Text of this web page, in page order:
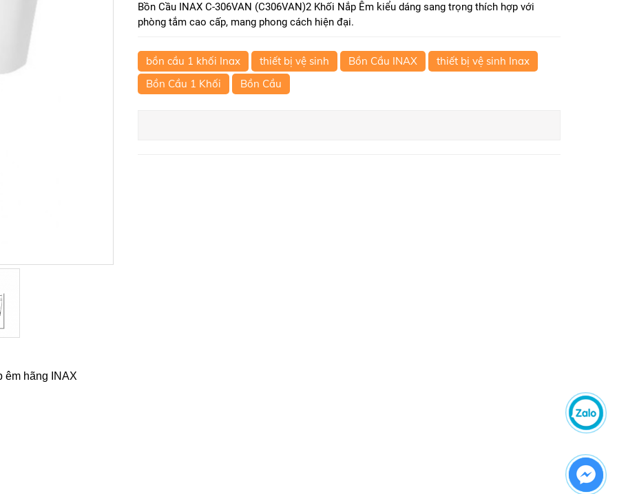
Bồn Cầu INAX C-306VAN (C306VAN)2 Khối Nắp Êm kiểu dáng sang trọng thích hợp với
phòng tắm cao cấp, mang phong cách hiện đại.
bồn cầu 1 khối Inax thiết bị vệ sinh Bồn Cầu INAX
thiết bị vệ sinh Inax
Bồn Cầu 1 Khối
Bồn Cầu
êm hãng INAX